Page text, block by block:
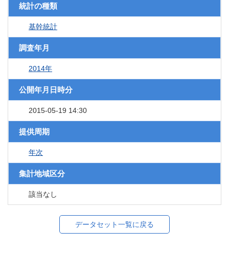
統計の種類
基幹統計
調査年月
2014年
公開年月日時分
2015-05-19 14:30
提供周期
年次
集計地域区分
該当なし
データセット一覧に戻る